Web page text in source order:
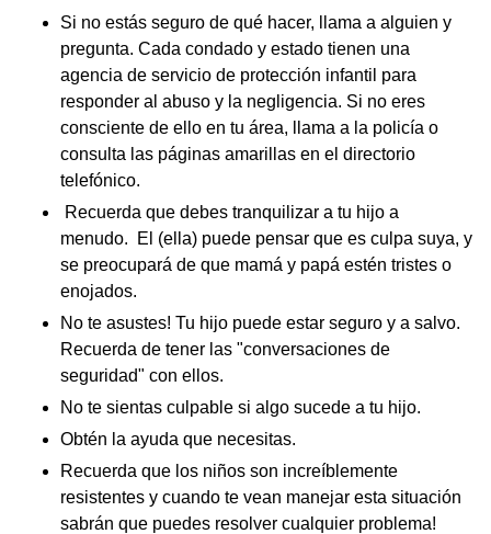
Si no estás seguro de qué hacer, llama a alguien y
pregunta. Cada condado y estado tienen una
agencia de servicio de protección infantil para
responder al abuso y la negligencia. Si no eres
consciente de ello en tu área, llama a la policía o
consulta las páginas amarillas en el directorio
telefónico.
Recuerda que debes tranquilizar a tu hijo a
menudo. El (ella) puede pensar que es culpa suya, y
se preocupará de que mamá y papá estén tristes o
enojados.
No te asustes! Tu hijo puede estar seguro y a salvo.
Recuerda de tener las "conversaciones de
seguridad" con ellos.
No te sientas culpable si algo sucede a tu hijo.
Obtén la ayuda que necesitas.
Recuerda que los niños son increíblemente
resistentes y cuando te vean manejar esta situación
sabrán que puedes resolver cualquier problema!